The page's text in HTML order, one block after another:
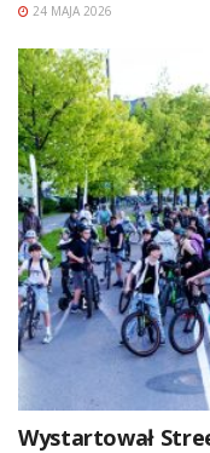
24 MAJA 2026
Wystartował